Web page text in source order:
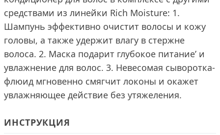
средствами из линейки Rich Moisture: 1.
Шампунь эффективно очистит волосы и кожу
головы, а также удержит влагу в стержне
волоса. 2. Маска подарит глубокое питание’ и
увлажнение для волос. 3. Невесомая сыворотка-
флюид мгновенно смягчит локоны и окажет
увлажняющее действие без утяжеления.
ИНСТРУКЦИЯ